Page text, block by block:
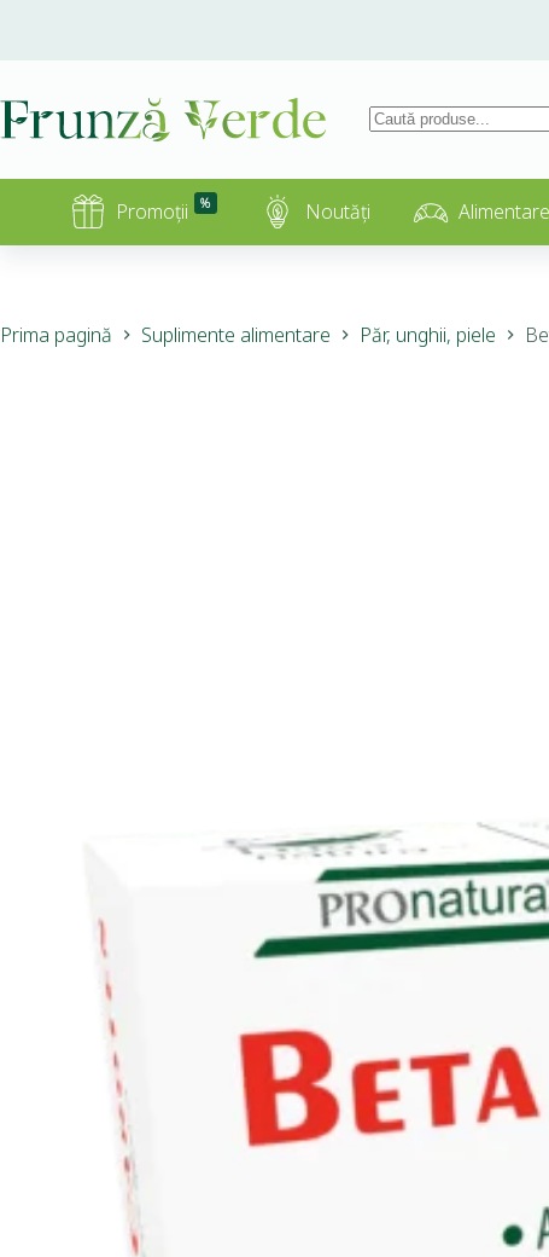
Promoții % Noutăți Alimentare
Prima pagină Suplimente alimentare Păr, unghii, piele